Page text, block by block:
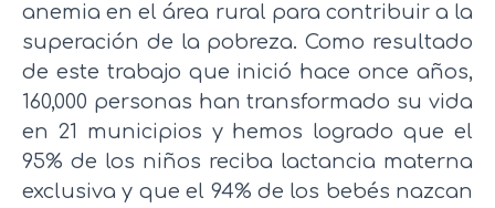
anemia en el área rural para contribuir a la
superación de la pobreza. Como resultado
de este trabajo que inició hace once años,
160,000 personas han transformado su vida
en 21 municipios y hemos logrado que el
95% de los niños reciba lactancia materna
exclusiva y que el 94% de los bebés nazcan